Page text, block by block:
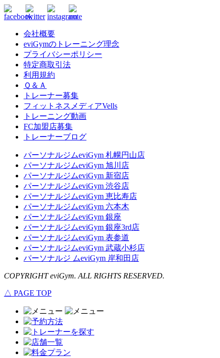
会社概要
eviGymのトレーニング理念
プライバシーポリシー
特定商取引法
利用規約
Ｑ＆Ａ
トレーナー募集
フィットネスメディアVells
トレーニング動画
FC加盟店募集
トレーナーブログ
パーソナルジムeviGym 札幌円山店
パーソナルジムeviGym 旭川店
パーソナルジムeviGym 新宿店
パーソナルジムeviGym 渋谷店
パーソナルジムeviGym 恵比寿店
パーソナルジムeviGym 六本木
パーソナルジムeviGym 銀座
パーソナルジムeviGym 銀座3rd店
パーソナルジムeviGym 表参道
パーソナルジムeviGym 武蔵小杉店
パーソナルジ ムeviGym 岸和田店
COPYRIGHT eviGym. ALL RIGHTS RESERVED.
△ PAGE TOP